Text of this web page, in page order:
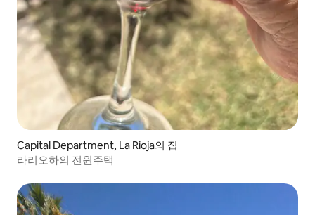
Capital Department, La Rioja의 집
라리오하의 전원주택